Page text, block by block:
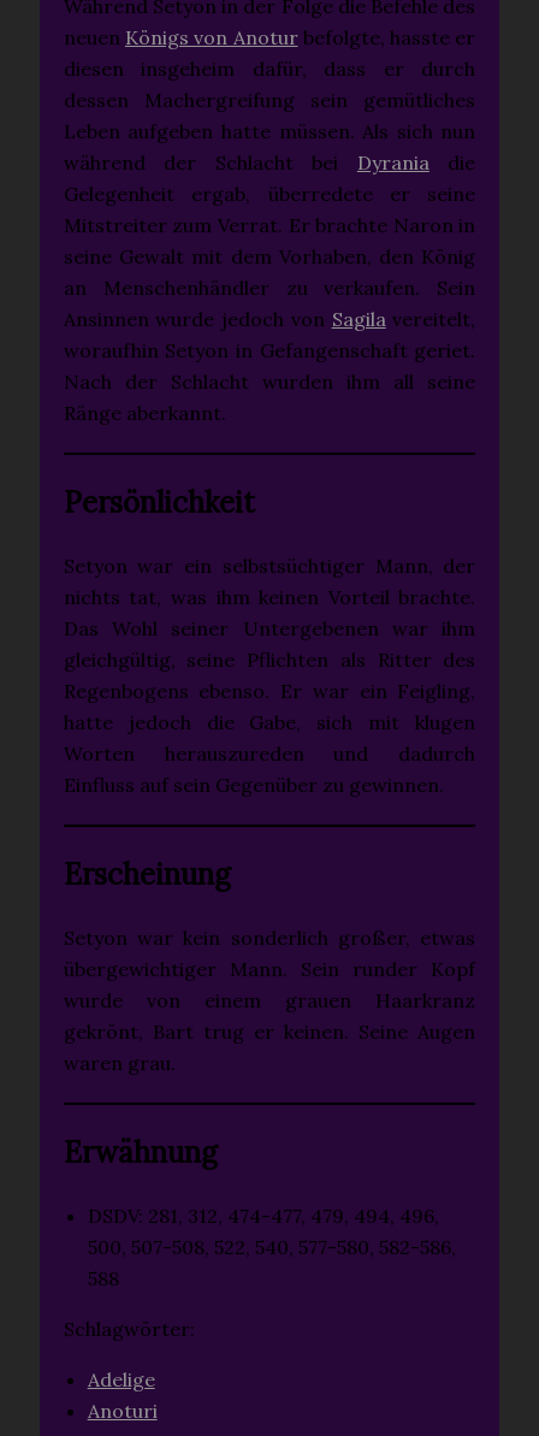
Während Setyon in der Folge die Befehle des
neuen Königs von Anoturbefolgte, hasste er
diesen insgeheim dafür, dass er durch
dessen Machergreifung sein gemütliches
Leben aufgeben hatte müssen. Als sich nun
während der Schlacht bei Dyraniadie
Gelegenheit ergab, überredete er seine
Mitstreiter zum Verrat. Er brachte Naron in
seine Gewalt mit dem Vorhaben, den König
an Menschenhändler zu verkaufen. Sein
Ansinnen wurde jedoch von Sagilavereitelt,
woraufhin Setyon in Gefangenschaft geriet.
Nach der Schlacht wurden ihm all seine
Ränge aberkannt.
Persönlichkeit
Setyon war ein selbstsüchtiger Mann, der
nichts tat, was ihm keinen Vorteil brachte.
Das Wohl seiner Untergebenen war ihm
gleichgültig, seine Pflichten als Ritter des
Regenbogens ebenso. Er war ein Feigling,
hatte jedoch die Gabe, sich mit klugen
Worten herauszureden und dadurch
Einfluss auf sein Gegenüber zu gewinnen.
Erscheinung
Setyon war kein sonderlich großer, etwas
übergewichtiger Mann. Sein runder Kopf
wurde von einem grauen Haarkranz
gekrönt, Bart trug er keinen. Seine Augen
waren grau.
Erwähnung
DSDV: 281, 312, 474-477, 479, 494, 496,
500, 507-508, 522, 540, 577-580, 582-586,
588
Schlagwörter:
Adelige
Anoturi